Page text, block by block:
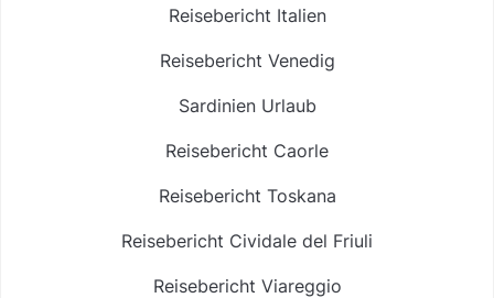
Reisebericht Italien
Reisebericht Venedig
Sardinien Urlaub
Reisebericht Caorle
Reisebericht Toskana
Reisebericht Cividale del Friuli
Reisebericht Viareggio